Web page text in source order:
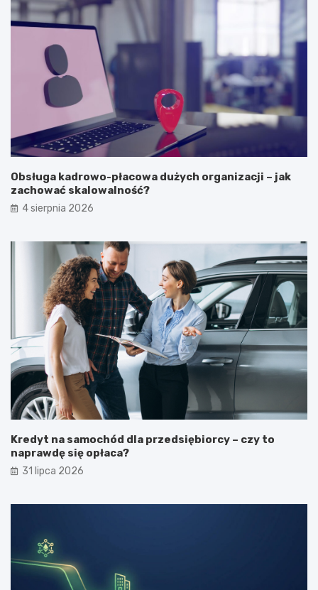
Obsługa kadrowo-płacowa dużych organizacji – jak
zachować skalowalność?
4 sierpnia 2026
Kredyt na samochód dla przedsiębiorcy – czy to
naprawdę się opłaca?
31 lipca 2026